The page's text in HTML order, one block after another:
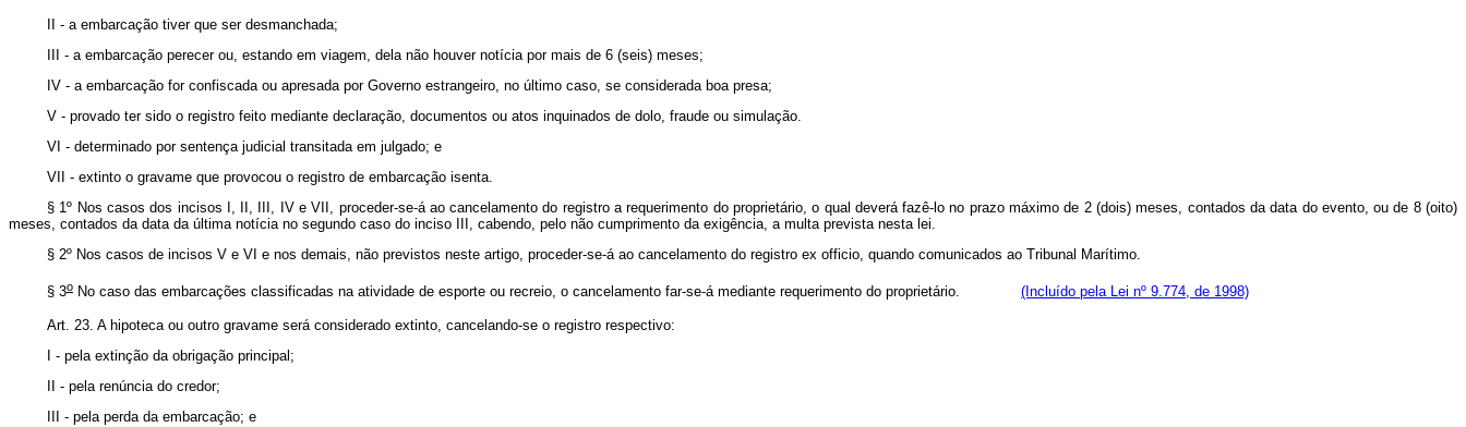
II - a embarcação tiver que ser desmanchada;
III - a embarcação perecer ou, estando em viagem, dela não houver notícia por mais de 6 (seis) meses;
IV - a embarcação for confiscada ou apresada por Governo estrangeiro, no último caso, se considerada boa presa;
V - provado ter sido o registro feito mediante declaração, documentos ou atos inquinados de dolo, fraude ou simulação.
VI - determinado por sentença judicial transitada em julgado; e
VII - extinto o gravame que provocou o registro de embarcação isenta.
§ 1º Nos casos dos incisos I, II, III, IV e VII, proceder-se-á ao cancelamento do registro a requerimento do proprietário, o qual deverá fazê-lo no prazo máximo de 2 (dois) meses, contados da data do evento, ou de 8 (oito)
meses, contados da data da última notícia no segundo caso do inciso III, cabendo, pelo não cumprimento da exigência, a multa prevista nesta lei.
§ 2º Nos casos de incisos V e VI e nos demais, não previstos neste artigo, proceder-se-á ao cancelamento do registro ex officio, quando comunicados ao Tribunal Marítimo.
§ 3o No caso das embarcações classificadas na atividade de esporte ou recreio, o cancelamento far-se-á mediante requerimento do proprietário. (Incluído pela Lei nº 9.774, de 1998)
Art. 23. A hipoteca ou outro gravame será considerado extinto, cancelando-se o registro respectivo:
I - pela extinção da obrigação principal;
II - pela renúncia do credor;
III - pela perda da embarcação; e